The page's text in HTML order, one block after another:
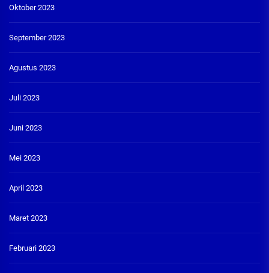
Oktober 2023
September 2023
Agustus 2023
Juli 2023
Juni 2023
Mei 2023
April 2023
Maret 2023
Februari 2023